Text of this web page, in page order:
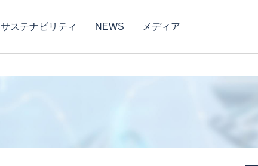
サステナビリティ NEWS メディア